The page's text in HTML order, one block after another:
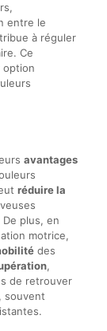
entre le
à réguler
Ce
option
avantages
réduire la
plus, en
motrice,
des
,
de retrouver
souvent